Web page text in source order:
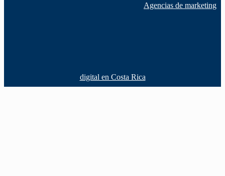
Agencias de marketing
digital en Costa Rica